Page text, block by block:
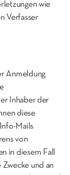
wie
Verfasser
Anmeldung
Inhaber der
diese
Mails
von
in diesem Fall
und an